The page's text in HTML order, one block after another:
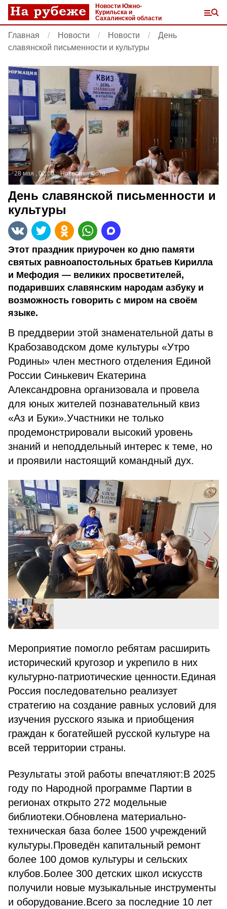
Новости Южно-
Курильска и
Сахалинской области
Главная Новости Новости
День
славянской письменности и культуры
28 мая , 02:00 Новости Фото:
День славянской письменности и
культуры
Этот праздник приурочен ко дню памяти
святых равноапостольных братьев Кирилла
и Мефодия — великих просветителей,
подаривших славянским народам азбуку и
возможность говорить с миром на своём
языке.
В преддверии этой знаменательной даты в
Крабозаводском доме культуры «Утро
Родины» член местного отделения Единой
России Синькевич Екатерина
Александровна организовала и провела
для юных жителей познавательный квиз
«Аз и Буки».Участники не только
продемонстрировали высокий уровень
знаний и неподдельный интерес к теме, но
и проявили настоящий командный дух.
Мероприятие помогло ребятам расширить
исторический кругозор и укрепило в них
культурно-патриотические ценности.Единая
Россия последовательно реализует
стратегию на создание равных условий для
изучения русского языка и приобщения
граждан к богатейшей русской культуре на
всей территории страны.
Результаты этой работы впечатляют:В 2025
году по Народной программе Партии в
регионах открыто 272 модельные
библиотеки.Обновлена материально-
техническая база более 1500 учреждений
культуры.Проведён капитальный ремонт
более 100 домов культуры и сельских
клубов.Более 300 детских школ искусств
получили новые музыкальные инструменты
и оборудование.Всего за последние 10 лет